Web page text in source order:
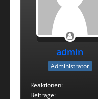
admin
Administrator
Reaktionen
Beiträge